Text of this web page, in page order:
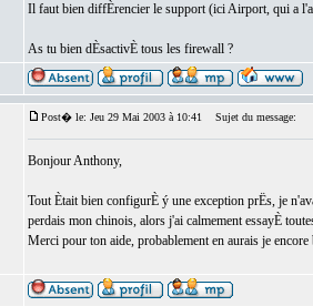
Il faut bien diffÈrencier le support (ici Airport, qui a
As tu bien dÈsactivÈ tous les firewall ?
Post� le: Jeu 29 Mai 2003 à 10:41 Sujet du message:
Bonjour Anthony,
Tout Ètait bien configurÈ ý une exception prËs, je
perdais mon chinois, alors j'ai calmement essayÈ
Merci pour ton aide, probablement en aurais je